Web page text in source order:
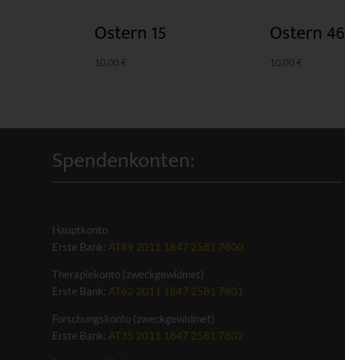
Ostern 15
10,00 €
Ostern 46
10,00 €
Spendenkonten:
Hauptkonto
Erste Bank: AT89 2011 1847 2581 7800
Therapiekonto (zweckgewidmet)
Erste Bank: AT62 2011 1847 2581 7801
Forschungskonto (zweckgewidmet)
Erste Bank: AT35 2011 1847 2581 7802